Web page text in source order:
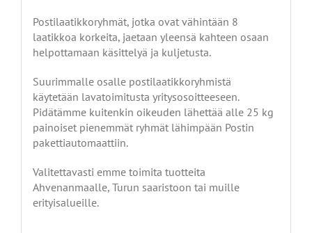
Postilaatikkoryhmät, jotka ovat vähintään 8
laatikkoa korkeita, jaetaan yleensä kahteen osaan
helpottamaan käsittelyä ja kuljetusta.
Suurimmalle osalle postilaatikkoryhmistä
käytetään lavatoimitusta yritysosoitteeseen.
Pidätämme kuitenkin oikeuden lähettää alle 25 kg
painoiset pienemmät ryhmät lähimpään Postin
pakettiautomaattiin.
Valitettavasti emme toimita tuotteita
Ahvenanmaalle, Turun saaristoon tai muille
erityisalueille.